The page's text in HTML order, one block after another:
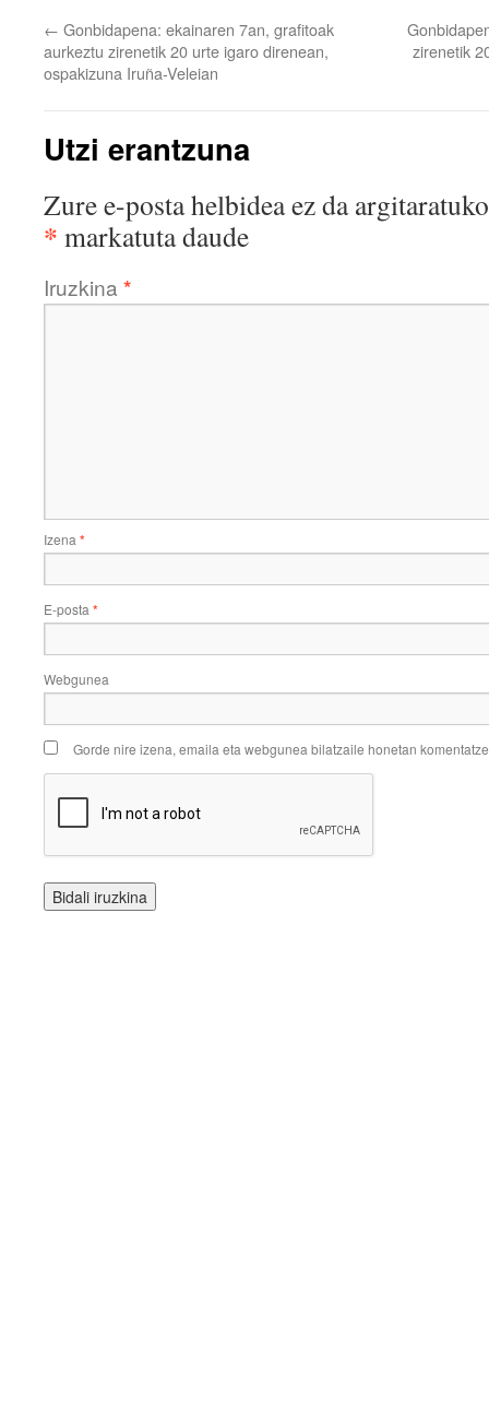
← Gonbidapena: ekainaren 7an, grafitoak
aurkeztu zirenetik 20 urte igaro direnean,
ospakizuna Iruña-Veleian
zirenetik
Utzi erantzuna
Zure e-posta helbidea ez da
* markatuta daude
Iruzkina *
Izena *
E-posta *
Webgunea
Gorde nire izena, emaila eta webgunea bilatzaile honetan